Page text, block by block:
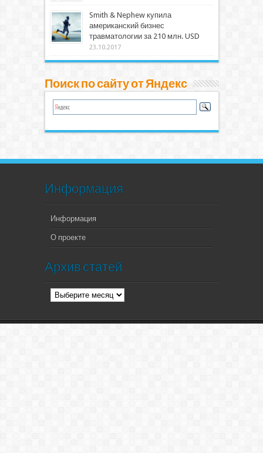
Smith & Nephew купила
американский бизнес
травматологии за 210 млн. USD
23.10.2017
Поиск по сайту от Яндекс
Информация
Информация
О проекте
Архив статей
Архив
статей